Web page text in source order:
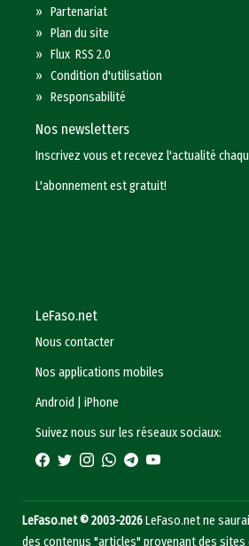
»Partenariat
»Plan du site
»Flux RSS 2.0
»Condition d'utilisation
»Responsabilité
Nos newsletters
Inscrivez vous et recevez l'actualité
L'abonnement est gratuit!
LeFaso.net
Nous contacter
Nos applications mobiles
Android
|iPhone
Suivez nous sur les réseaux sociaux:
LeFaso.net © 2003-2026LeFaso.net ne
des contenus "articles" provenant des sites